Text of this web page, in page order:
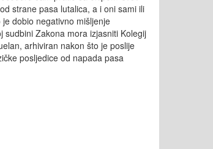
strane pasa lutalica, a i oni sami ili
dobio negativno mišljenje
sudbini Zakona mora izjasniti Kolegij
arhiviran nakon što je poslije
posljedice od napada pasa